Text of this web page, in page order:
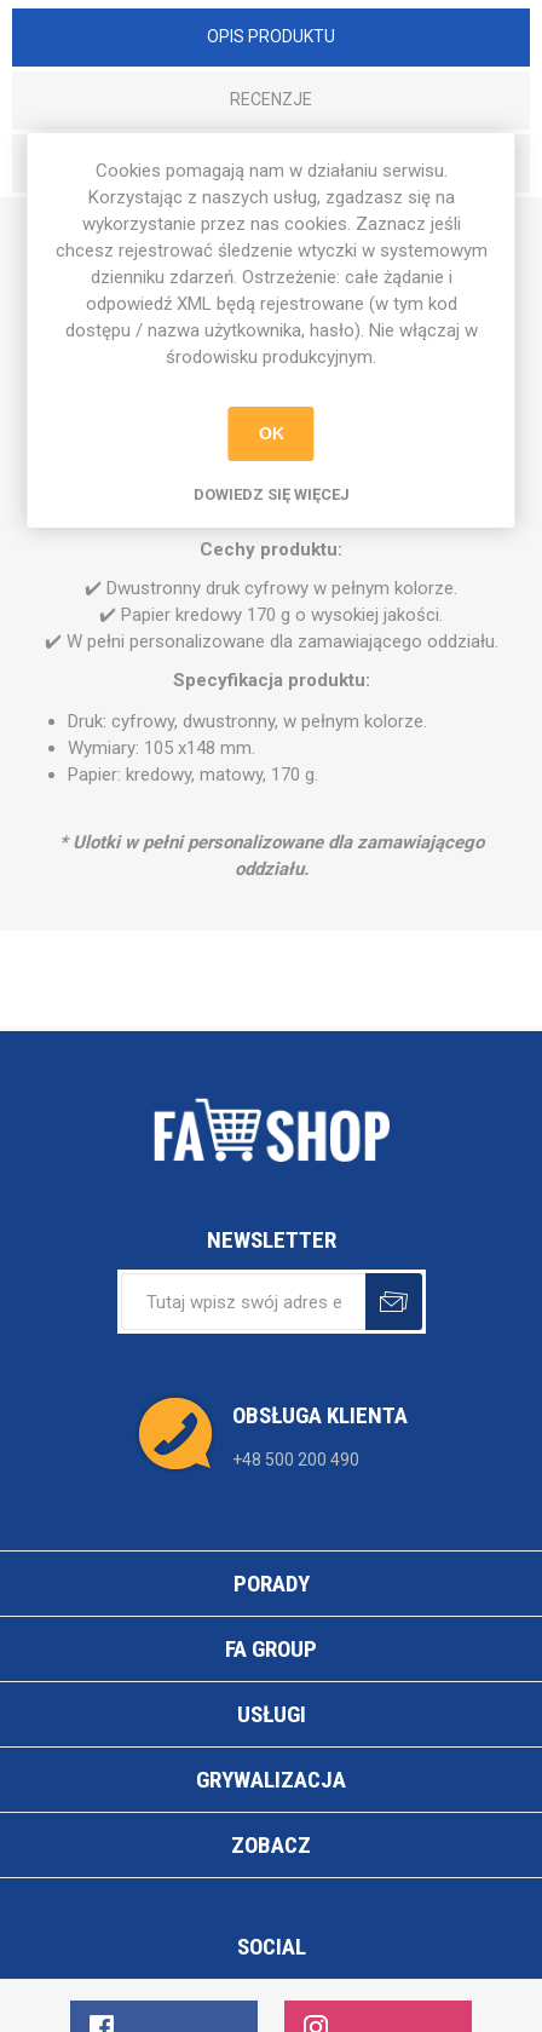
OPIS PRODUKTU
RECENZJE
WYŚLIJ PYTANIE
Ulotka A6 Goalkeepers Academy to doskonałe narzędzie do
promocji akademii bramkarskiej, stworzone z myślą o
przyciąganiu nowych talentów i ich rodziców. Dwustronny
druk cyfrowy w pełnym kolorze zapewnia estetyczny wygląd,
a papier kredowy gwarantuje trwałość. Kompaktowy format
lokalnych szkołach.
Promuj swoją akademię z ulotką Goalkeepers Academy i
zainspiruj młodych bramkarzy!
Cechy produktu:
✔️ Dwustronny druk cyfrowy w pełnym kolorze.
✔️ Papier kredowy 170 g o wysokiej jakości.
✔️ W pełni personalizowane dla zamawiającego oddziału.
Specyfikacja produktu:
Druk: cyfrowy, dwustronny, w pełnym kolorze.
Wymiary: 105 x148 mm.
Papier: kredowy, matowy, 170 g.
* Ulotki w pełni personalizowane dla zamawiającego
oddziału.
NEWSLETTER
OBSŁUGA KLIENTA
+48 500 200 490
PORADY
FA GROUP
USŁUGI
GRYWALIZACJA
ZOBACZ
SOCIAL
Cookies pomagają nam w działaniu serwisu.
Korzystając z naszych usług, zgadzasz się na
wykorzystanie przez nas cookies. Zaznacz jeśli
chcesz rejestrować śledzenie wtyczki w systemowym
dzienniku zdarzeń. Ostrzeżenie: całe żądanie i
odpowiedź XML będą rejestrowane (w tym kod
dostępu / nazwa użytkownika, hasło). Nie włączaj w
środowisku produkcyjnym.
OK
DOWIEDZ SIĘ WIĘCEJ